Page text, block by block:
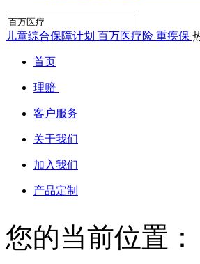
儿童综合保障计划 百万医疗险 重疾保
首页
理赔
客户服务
关于我们
加入我们
产品定制
您的当前位置：